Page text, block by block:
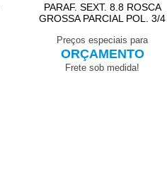
PARAF. SEXT. 8.8 ROSCA
GROSSA PARCIAL POL. 3/4
Preços especiais para
ORÇAMENTO
Frete sob medida!